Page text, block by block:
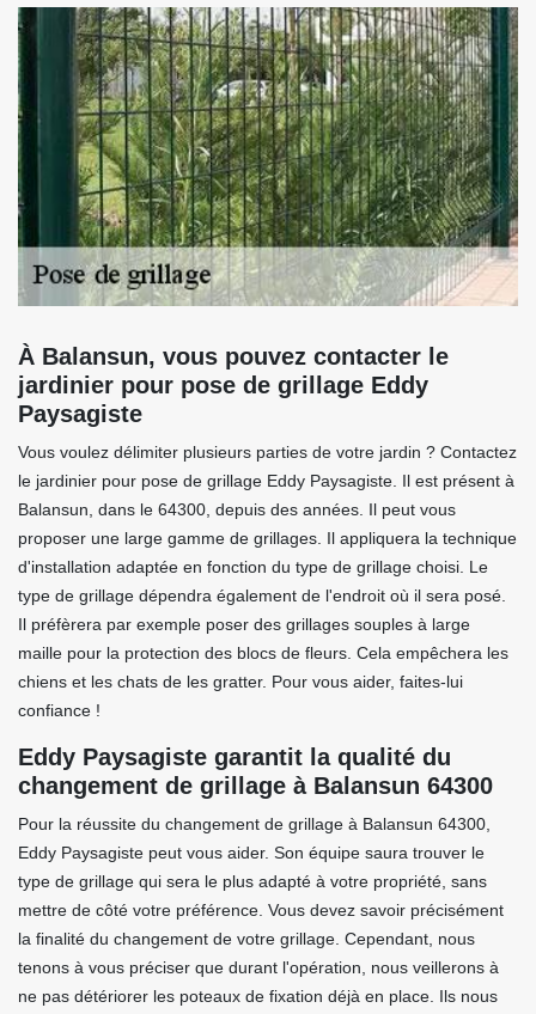
À Balansun, vous pouvez contacter le
jardinier pour pose de grillage Eddy
Paysagiste
Vous voulez délimiter plusieurs parties de votre jardin ? Contactez
le jardinier pour pose de grillage Eddy Paysagiste. Il est présent à
Balansun, dans le 64300, depuis des années. Il peut vous
proposer une large gamme de grillages. Il appliquera la technique
d'installation adaptée en fonction du type de grillage choisi. Le
type de grillage dépendra également de l'endroit où il sera posé.
Il préfèrera par exemple poser des grillages souples à large
maille pour la protection des blocs de fleurs. Cela empêchera les
chiens et les chats de les gratter. Pour vous aider, faites-lui
confiance !
Eddy Paysagiste garantit la qualité du
changement de grillage à Balansun 64300
Pour la réussite du changement de grillage à Balansun 64300,
Eddy Paysagiste peut vous aider. Son équipe saura trouver le
type de grillage qui sera le plus adapté à votre propriété, sans
mettre de côté votre préférence. Vous devez savoir précisément
la finalité du changement de votre grillage. Cependant, nous
tenons à vous préciser que durant l'opération, nous veillerons à
ne pas détériorer les poteaux de fixation déjà en place. Ils nous